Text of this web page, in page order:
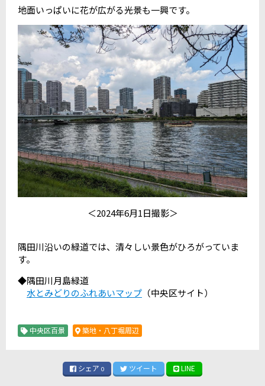
地面いっぱいに花が広がる光景も一興です。
＜2024年6月1日撮影＞
隅田川沿いの緑道では、清々しい景色がひろがっていま
す。
◆隅田川月島緑道
水とみどりのふれあいマップ （中央区サイト）
中央区百景 築地・八丁堀周辺
シェア 0 ツイート LINE